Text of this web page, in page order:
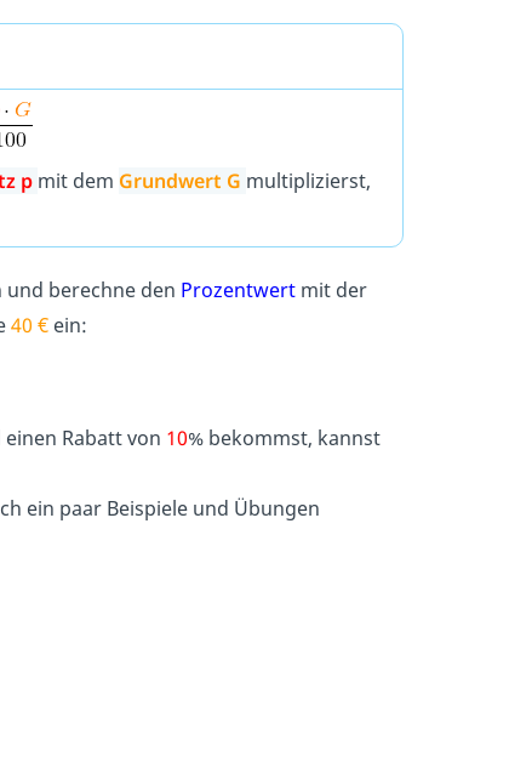
p mit dem Grundwert G multiplizierst,
und berechne den Prozentwert mit der
40 € ein:
Rabatt von 10% bekommst, kannst
ein paar Beispiele und Übungen